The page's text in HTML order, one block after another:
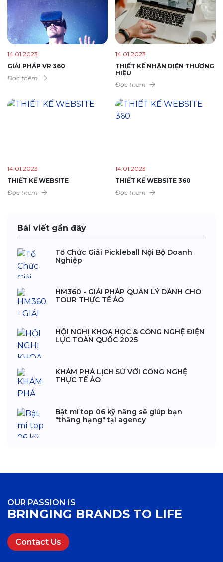
14.01.2023
GIẢI PHÁP VR 360
Đọc thêm
14.01.2023
THIẾT KẾ NHẬN DIỆN THƯƠNG
HIỆU
Đọc thêm
14.01.2023
THIẾT KẾ WEBSITE
Đọc thêm
14.01.2023
THIẾT KẾ WEBSITE 360
Đọc thêm
Bài viết gần đây
Tổ Chức Giải Pickleball Nội Bộ Doanh
Nghiệp
HM360 - GIẢI PHÁP QUẢN LÝ DÀNH CHO
TOUR THỰC TẾ ẢO
HỘI NGHỊ KHOA HỌC & CÔNG NGHỆ ĐIỆN
LỰC TOÀN QUỐC 2025
KHÁM PHÁ LỊCH SỬ VỚI CÔNG NGHỆ
THỰC TẾ ẢO
Bật mí top 06 kỹ năng sẽ giúp bạn
"thăng hạng" tại agency
OUR PASSION IS
BRINGING BRANDS TO LIFE
Contact Us